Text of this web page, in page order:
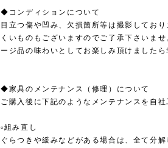
◆コンディションについて
目立つ傷や凹み、欠損箇所等は撮影してお
くいものもございますのでご了承下さいま
ージ品の味わいとしてお楽しみ頂けましたら
◆家具のメンテナンス（修理）について
ご購入後に下記のようなメンテナンスを自社
▫︎組み直し
ぐらつきや緩みなどがある場合は、全て分